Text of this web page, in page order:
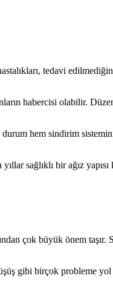
tedavi
habercisi olabilir.
hem sindirim
sağlıklı bir ağız
çok büyük önem taşır.
gibi birçok probleme